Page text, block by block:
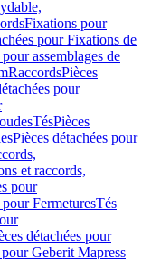
Fixations pour
pour Fixations de
assemblages de
RaccordsPièces
pour
TésPièces
Pièces détachées pour
et raccords,
pour
pour FermeturesTés
détachées pour
Geberit Mapress